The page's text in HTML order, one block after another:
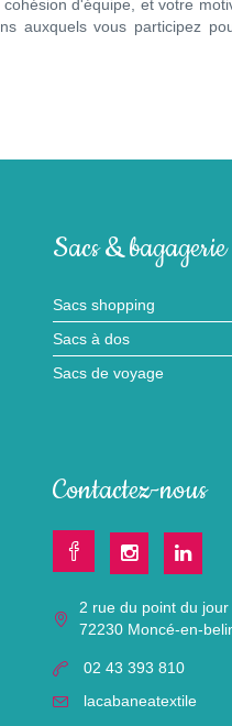
d'équipe, et votre
auxquels vous participez
Sacs & bagagerie
Sacs shopping
Sacs à dos
Sacs de voyage
Contactez-nous
2 rue du point du jour
72230 Moncé-en-
02 43 393 810
lacabaneatextile